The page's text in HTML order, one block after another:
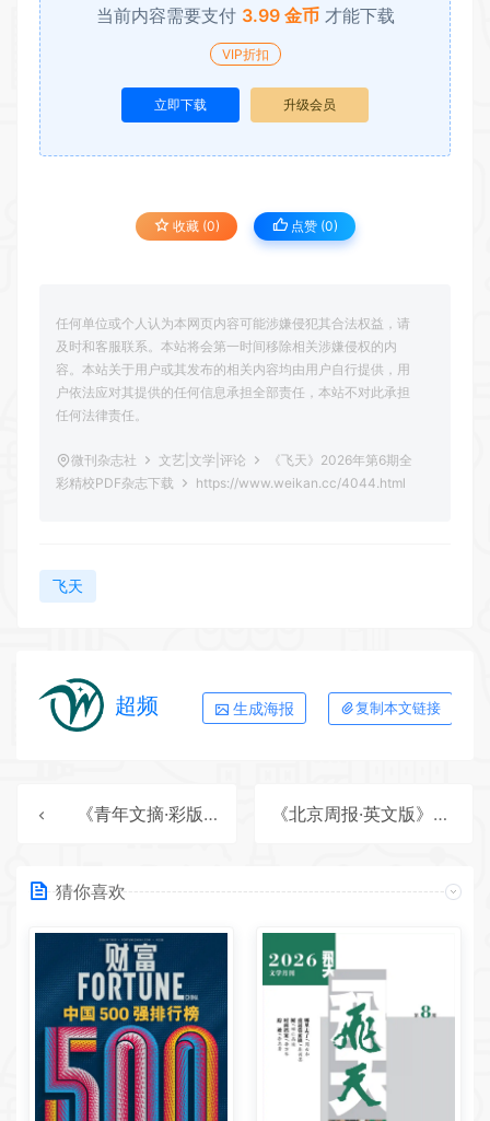
当前内容需要支付 3.99 金币 才能下载
VIP折扣
立即下载 升级会员
收藏 (0) 点赞 (0)
任何单位或个人认为本网页内容可能涉嫌侵犯其合法权益，请
及时和客服联系。本站将会第一时间移除相关涉嫌侵权的内
容。本站关于用户或其发布的相关内容均由用户自行提供，用
户依法应对其提供的任何信息承担全部责任，本站不对此承担
任何法律责任。
微刊杂志社 文艺|文学|评论
《飞天》2026年第6期全
彩精校PDF杂志下载
https://www.weikan.cc/4044.html
飞天
超频 生成海报 复制本文链接
《青年文摘·彩版》2026年第8期全彩精校PDF杂志下载 《北京周报·英文版》2026年第23期全彩精校PDF杂志下载
猜你喜欢